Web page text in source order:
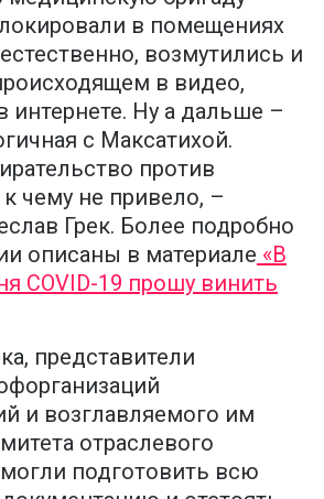
в помещениях
возмутились и
в видео,
Ну а дальше –
с Максатихой.
против
чему не привело, –
Грек. Более подробно
описаны в материале «В
COVID-19 прошу винить
представители
и возглавляемого им
отраслевого
подготовить всю